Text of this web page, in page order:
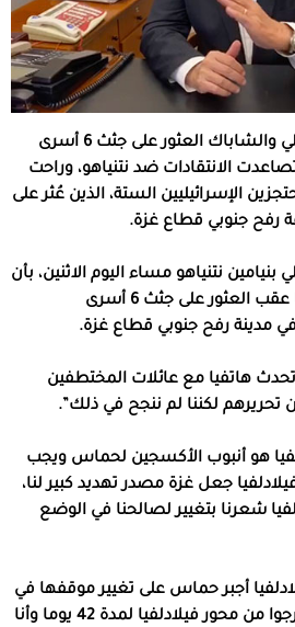
بعد أعلان الجيش الإسرائيلي والشاباك العثور على جثث 6 أسرى
الانتقادات ضد نتنياهو، وراحت
الإسرائيليين الستة، الذين عُثر على
رفح جنوبي قطاع غزة.
بنيامين نتنياهو مساء اليوم الاثنين، بأن
حماس ستدفع ثمنا باهظا عقب العثور على جثث 6 أسرى
في مدينة رفح جنوبي قطاع غزة.
هاتفيا مع عائلات المختطفين
تحريرهم لكننا لم ننجح في ذلك”.
هو أنبوب الأكسجين لحماس ويجب
جعل غزة مصدر تهديد كبير لنا،
شعرنا بتغيير لصالحنا في الوضع
أجبر حماس على تغيير موقفها في
المفاوضات، يقولون لنا اخرجوا من محور فيلادلفيا لمدة 42 يوما وأنا